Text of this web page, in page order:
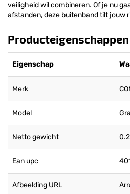
veiligheid wil combineren. Of je nu
afstanden, deze buitenband tilt jouw
Producteigenschappen
Eigenschap
Merk
Model
Netto gewicht
Ean upc
Afbeelding URL